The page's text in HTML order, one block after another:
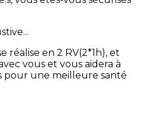
réalise en 2 RV(2*1h), et
vous et vous aidera à
pour une meilleure santé